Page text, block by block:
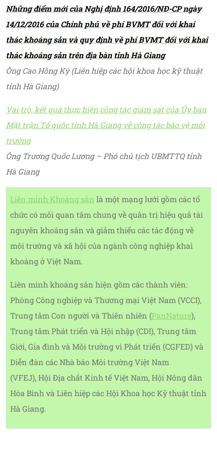
Những điểm mới của Nghị định 164/2016/NĐ-CP ngày
14/12/2016 của Chính phủ về phí BVMT đối với khai
thác khoáng sản và quy định về phí BVMT đối với khai
thác khoáng sản trên địa bàn tỉnh Hà Giang
Ông Cao Hồng Kỳ (Liên hiệp các hội khoa học kỹ thuật
tỉnh Hà Giang)
Vai trò, kết quả thực hiện công tác giám sát của Ủy ban
Mặt trận Tổ quốc tỉnh Hà Giang về công tác bảo vệ môi
trường
Ông Trương Quốc Lương – Phó chủ tịch UBMTTQ tỉnh
Hà Giang
Liên minh Khoáng sản là một mạng lưới gồm các tổ
chức có mối quan tâm chung về quản trị hiệu quả tài
nguyên khoáng sản và giảm thiểu các tác động về
môi trường và xã hội của ngành công nghiệp khai
khoáng ở Việt Nam.
Liên minh khoáng sản hiện gồm các thành viên:
Phòng Công nghiệp và Thương mại Việt Nam (VCCI),
Trung tâm Con người và Thiên nhiên (PanNature),
Trung tâm Phát triển và Hội nhập (CDI), Trung tâm
Giới, Gia đình và Môi trường vì Phát triển (CGFED) và
Diễn đàn các Nhà báo Môi trường Việt Nam
(VFEJ), Hội Địa chất Kinh tế Việt Nam, Hội Nông dân
Hòa Bình và Liên hiệp các Hội Khoa học Kỹ thuật tỉnh
Hà Giang.